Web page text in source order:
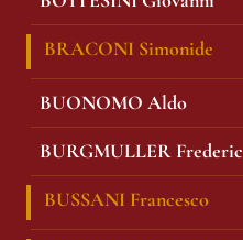
BRACONI Simonide
BUONOMO Aldo
BURGMULLER Frederic
BUSSANI Francesco